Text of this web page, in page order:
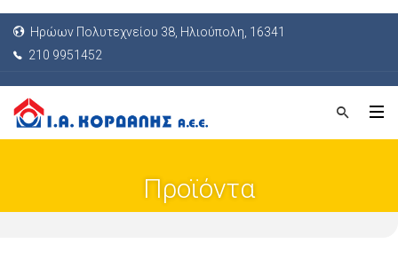
Ηρώων Πολυτεχνείου 38, Ηλιούπολη, 16341
210 9951452
Προϊόντα